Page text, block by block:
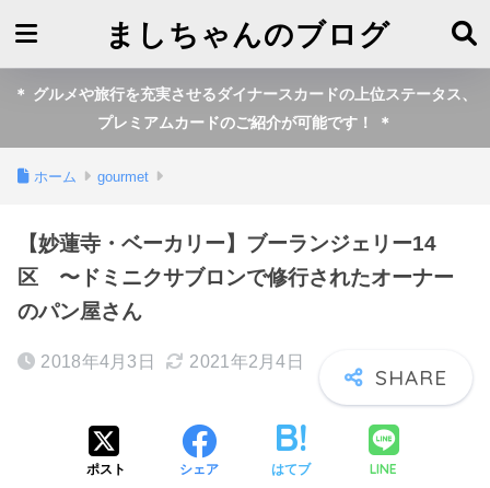
ましちゃんのブログ
＊ グルメや旅行を充実させるダイナースカードの上位ステータス、
プレミアムカードのご紹介が可能です！ ＊
ホーム gourmet
【妙蓮寺・ベーカリー】ブーランジェリー14
区 〜ドミニクサブロンで修行されたオーナー
のパン屋さん
2018年4月3日 2021年2月4日
ポスト シェア はてブ LINE